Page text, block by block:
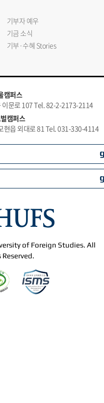
기부자 예우
기금 소식
기부·수혜 Stories
캠퍼스
이문로 107 Tel. 82-2-2173-2114
캠퍼스
현읍 외대로 81 Tel. 031-330-4114
of Foreign Studies. All
Reserved.